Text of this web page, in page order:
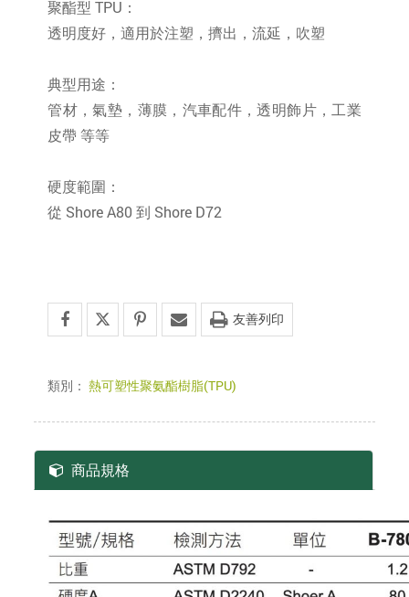
聚酯型 TPU：
透明度好，適用於注塑，擠出，流延，吹塑
典型用途：
管材，氣墊，薄膜，汽車配件，透明飾片，工業
皮帶 等等
硬度範圍：
從 Shore A80 到 Shore D72
友善列印
類別：熱可塑性聚氨酯樹脂(TPU)
商品規格